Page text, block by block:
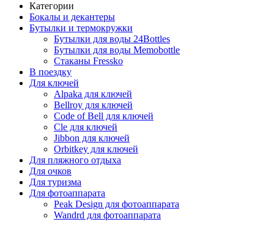
Категории
Бокалы и декантеры
Бутылки и термокружки
Бутылки для воды 24Bottles
Бутылки для воды Memobottle
Стаканы Fressko
В поездку
Для ключей
Alpaka для ключей
Bellroy для ключей
Code of Bell для ключей
Cle для ключей
Jibbon для ключей
Orbitkey для ключей
Для пляжного отдыха
Для очков
Для туризма
Для фотоаппарата
Peak Design для фотоаппарата
Wandrd для фотоаппарата